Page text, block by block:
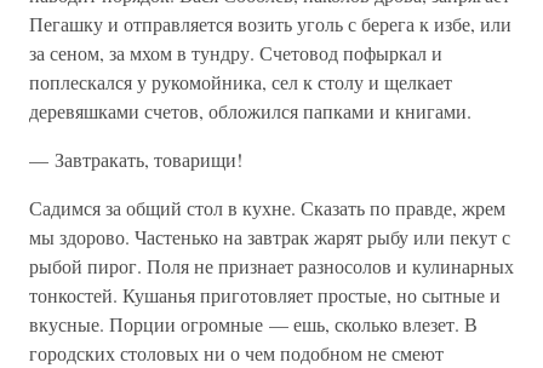
Пегашку и отправляется возить уголь с берега к избе, или
за сеном, за мхом в тундру. Счетовод пофыркал и
поплескался у рукомойника, сел к столу и щелкает
деревяшками счетов, обложился папками и книгами.
— Завтракать, товарищи!
Садимся за общий стол в кухне. Сказать по правде, жрем
мы здорово. Частенько на завтрак жарят рыбу или пекут с
рыбой пирог. Поля не признает разносолов и кулинарных
тонкостей. Кушанья приготовляет простые, но сытные и
вкусные. Порции огромные — ешь, сколько влезет. В
городских столовых ни о чем подобном не смеют